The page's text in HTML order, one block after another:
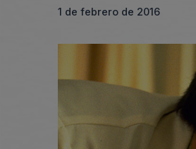
1 de febrero de 2016